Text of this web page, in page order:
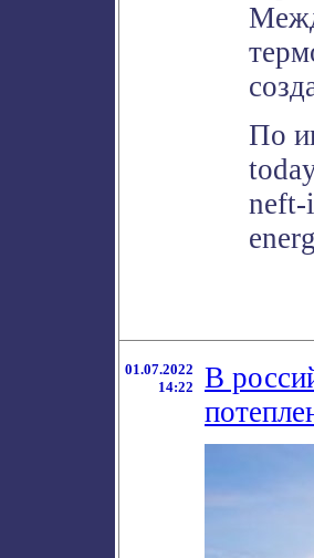
По
neft-
01.07.2022
14:22
В